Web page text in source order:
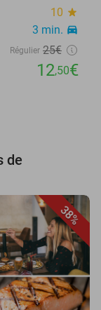
10 star
3 min. directions_car
Régulier 25€
12,50€
de
38%